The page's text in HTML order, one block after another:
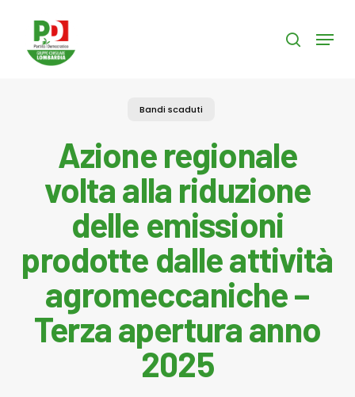
content
search
Menu
Bandi scaduti
Azione regionale
volta alla riduzione
delle emissioni
prodotte dalle attività
agromeccaniche –
Terza apertura anno
2025